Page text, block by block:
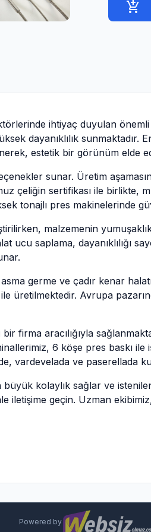
add_shopping_cart
ihtiyaç duyulan
dayanıklılık sunmaktadır.
estetik bir görünüm elde
sunar. Üretim
çeliğin sertifikası ile birlikte,
tonajlı pres makinelerinde
malzemenin
ucu saplama, dayanıklılığı
germe ve çadır kenar
ile üretilmektedir. Avrupa
firma aracılığıyla
6 köşe pres baskı
vardevelada ve paserellada
büyük kolaylık sağlar ve
geçin. Uzman
Powered by